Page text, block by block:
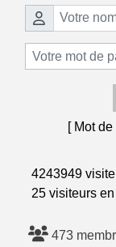
[ Mot
4243949
25 visiteurs
473